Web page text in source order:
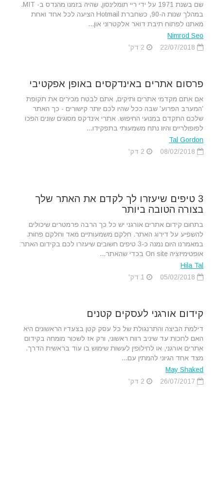
שם בשנת 1971 על ידי ריי תומלינסון, שהיה בזמנו מהנדס ב- MIT.
במהלך שנות ה-90, כשחברת Hotmail הציעה לכל אחד ואחת
מאתנו לפתוח תיבת דואר אלקטרוני און...
Nimrod Seo
פרסום אתרים באינדקסים באופן אפקטיבי
אם אתם מקדמי אתרים ותיקים, אתם לבטח מכירים את תקופת
'המערב הפרוע' שבה ככל שהיו לכם יותר קישורים - כך האתר
שלכם התקדם במנועי החיפוש. אתרי אינדקס מסוגים שונים הפכו
לפופולריים והיוו נתח משמעותי בתפקידו...
Tal Gordon
3 טיפים שיעזרו לך לקדם את האתר שלך
בצורה הטובה ביותר
בתחום קידום אתרים אורגני יש כל כך הרבה פרמטרים שיכולים
להשפיע על דירוג האתר. חלקם משמעותיים מאד וחלקם פחות.
במאמרנו היום נמנה כ-3 טיפים חשובים שיעזרו לכם בקידום האתר:
אופטימיזציה On site בכדי שהאתר...
Hila Tal
קידום אורגני לעסקים קטנים
דילמת הביצה והתרנגולת של כל עסק קטן בצעדיו הראשונים היא
האם לחכות עד שיניב רווח ראשוני, ורק אז לשכור מומחה בקידום
אתרים אורגני, או לחילופין לעשות שימוש בו עוד בראשית הדרך.
מצד אחד הגיוני להמתין עם...
May Shaked